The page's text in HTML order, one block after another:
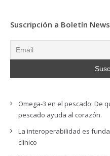
Suscripción a Boletín
Omega-3 en el pescado: De
pescado ayuda al corazón.
La interoperabilidad es
clínico